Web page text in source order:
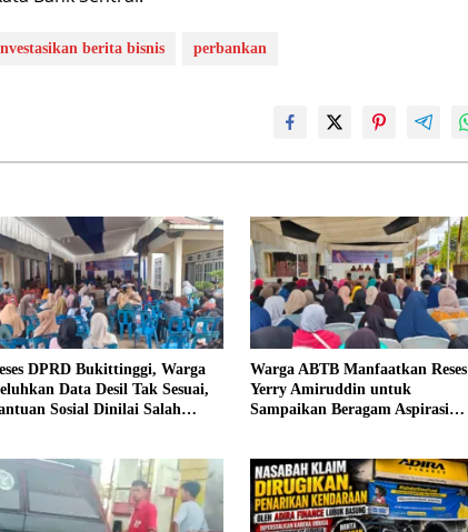
berita bisnis perbankan
DPRD Bukittinggi, Warga
Data Desil Tak Sesuai,
Sosial Dinilai Salah
Warga ABTB Manfaatkan Reses
Yerry Amiruddin untuk
Sampaikan Beragam Aspirasi